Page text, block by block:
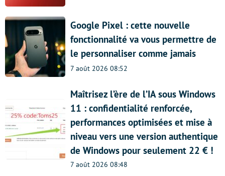
Google Pixel : cette nouvelle
fonctionnalité va vous permettre de
le personnaliser comme jamais
7 août 2026 08:52
Maîtrisez l’ère de l’IA sous Windows
11 : confidentialité renforcée,
performances optimisées et mise à
niveau vers une version authentique
de Windows pour seulement 22 € !
7 août 2026 08:48